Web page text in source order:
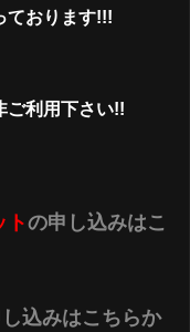
ております!!!
ご利用下さい!!
の申し込みはこ
込みはこちらか